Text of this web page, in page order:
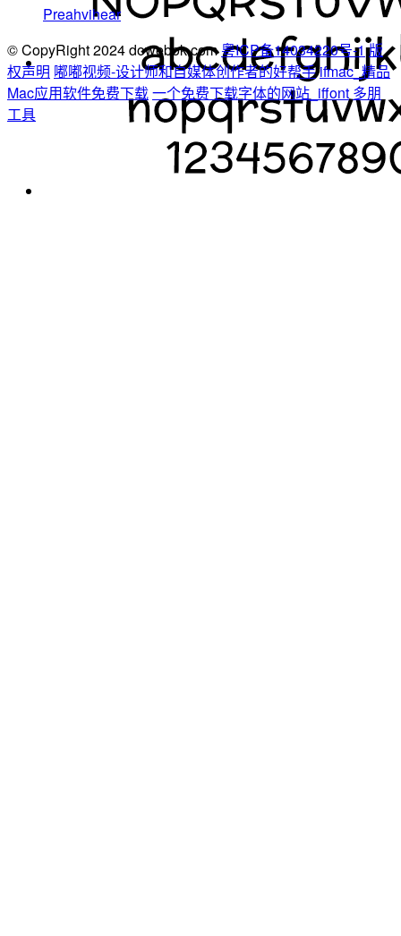
Preahvihear
© CopyRight 2024 dowebok.com 粤ICP备14034220号-1 版
权声明 嘟嘟视频-设计师和自媒体创作者的好帮手ifmac_精品
Mac应用软件免费下载一个免费下载字体的网站_iffont 多朋
工具